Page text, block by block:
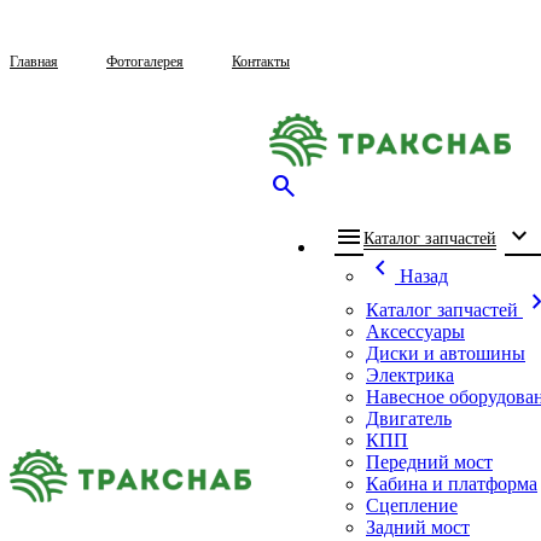
Главная Фотогалерея Контакты
search
menu Каталог запчастей expand_more
chevron_left
Назад
Каталог запчастей
chevron_right
Аксессуары
Диски и автошины
Электрика
Навесное
Двигатель
КПП
Передний мост
Кабина и платформа
Сцепление
Задний мост